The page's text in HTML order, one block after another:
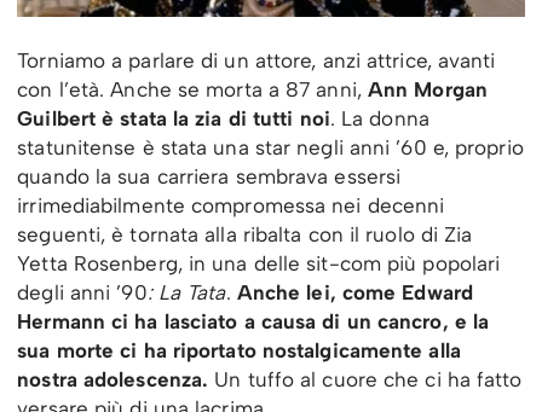
Torniamo a parlare di un attore, anzi attrice, avanti
con l’età. Anche se morta a 87 anni,Ann Morgan
Guilbert è stata la zia di tutti noi. La donna
statunitense è stata una star negli anni ’60 e, proprio
quando la sua carriera sembrava essersi
irrimediabilmente compromessa nei decenni
seguenti, è tornata alla ribalta con il ruolo di Zia
Yetta Rosenberg, in una delle sit-com più popolari
degli anni ’90: La Tata. Anche lei, come Edward
Hermann ci ha lasciato a causa di un cancro, e la
sua morte ci ha riportato nostalgicamente alla
nostra adolescenza. Un tuffo al cuore che ci ha fatto